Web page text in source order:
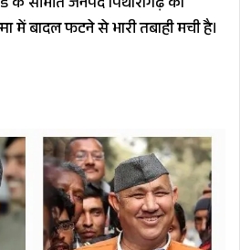
में बादल फटने से भारी तबाही मची है।